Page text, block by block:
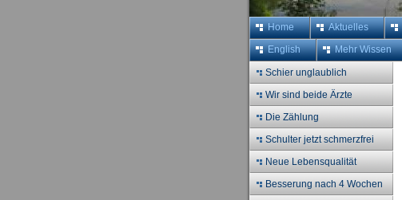
Home Aktuelles
English
Mehr Wissen
Schier unglaublich
Wir sind beide Ärzte
Die Zählung
Schulter jetzt schmerzfrei
Neue Lebensqualität
Besserung nach 4 Wochen